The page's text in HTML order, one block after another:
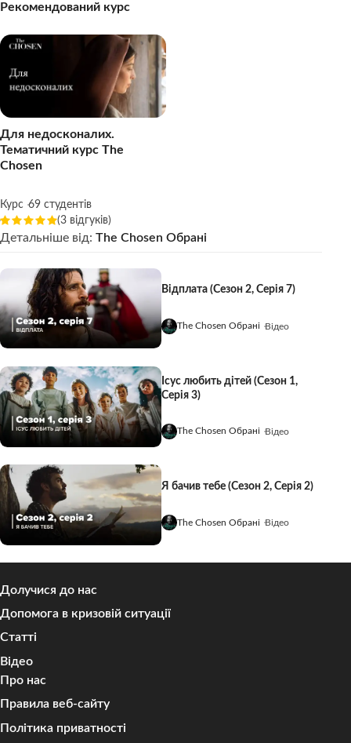
Рекомендований курс
Для недосконалих.
Тематичний курс The
Chosen
Курс 69 студентів
(3 відгуків)
Детальніше від: The Chosen Обрані
Відплата (Сезон 2, Серія 7)
The Chosen Обрані Відео
Ісус любить дітей (Сезон 1,
Серія 3)
The Chosen Обрані Відео
Я бачив тебе (Сезон 2, Серія 2)
The Chosen Обрані Відео
Долучися до нас
Допомога в кризовій ситуації
Статті
Відео
Про нас
Правила веб-сайту
Політика приватності